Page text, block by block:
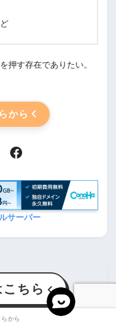
押す存在でありたい。
から
サーバー
ちら
から